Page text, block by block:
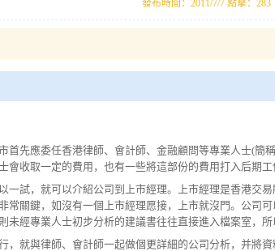
發布時間：2011/7/7 點擊：283
首先應委任香港律師、會計師、金融顧問等專業人士(簡
會收取一定的費用，也有一些將這部份的費用打入后期工
一試，就可以介紹公司到上市經理。上市經理是香港交
常關鍵，如沒有一個上市經理愿接，上市就沒門。公司
未經專業人士初步分析的建議書往往直接進入檔案室，所
，就與律師、會計師一起做個更詳細的公司分析，并將